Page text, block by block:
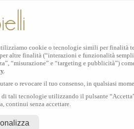
2026
cookie o tecnologie simili per finalità
altre finalità (“interazioni e funzionalità
“misurazione” e “targeting e pubblicità”)
.
o revocare il tuo consenso, in qualsiasi
tali tecnologie utilizzando il pulsante
continui senza accettare.